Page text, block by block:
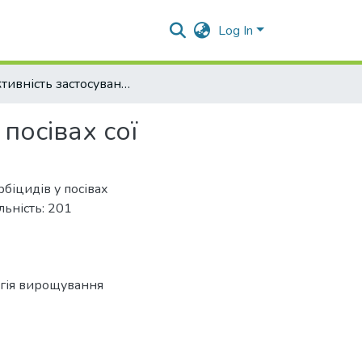
Log In
Ефективність застосування ґрунтових гербіцидів у посівах сої
сої
у посівах
201
вирощування